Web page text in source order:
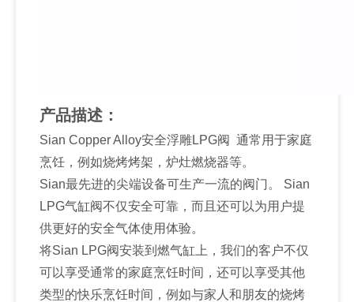
产品描述：
Sian Copper Alloy安全浮雕LPG阀 通常用于家庭
烹饪，例如烧烤烤架，炉灶燃烧器等。
Sian最先进的尖端设备可生产一流的阀门。 Sian
LPG气缸阀不仅安全可靠，而且还可以为用户提
供更好的安全气体使用体验。
将Sian LPG阀安装到燃气缸上，我们的客户不仅
可以享受通常的家庭烹饪时间，还可以享受其他
类型的快乐烹饪时间，例如与家人和朋友的烧烤